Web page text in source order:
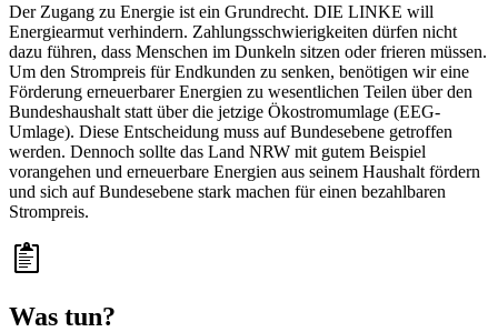
Der Zugang zu Energie ist ein Grundrecht. DIE LINKE will
Energiearmut verhindern. Zahlungsschwierigkeiten dürfen nicht
dazu führen, dass Menschen im Dunkeln sitzen oder frieren müssen.
Um den Strompreis für Endkunden zu senken, benötigen wir eine
Förderung erneuerbarer Energien zu wesentlichen Teilen über den
Bundeshaushalt statt über die jetzige Ökostromumlage (EEG-
Umlage). Diese Entscheidung muss auf Bundesebene getroffen
werden. Dennoch sollte das Land NRW mit gutem Beispiel
vorangehen und erneuerbare Energien aus seinem Haushalt fördern
und sich auf Bundesebene stark machen für einen bezahlbaren
Strompreis.
Was tun?